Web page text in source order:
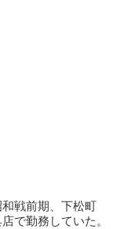
戦前期、下松町
で勤務していた。